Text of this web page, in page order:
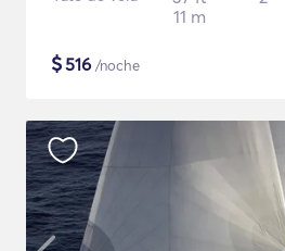
11 m
$516 /noche